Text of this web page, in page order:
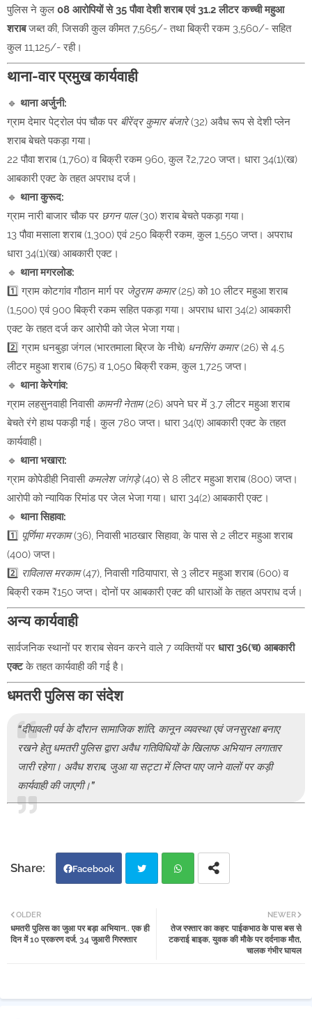
पुलिस ने कुल 08 आरोपियों से 35 पौवा देशी शराब एवं 31.2 लीटर कच्ची महुआ
शराबजब्त की, जिसकी कुल कीमत 7,565/- तथा बिक्री रकम 3,560/- सहित
कुल 11,125/- रही।
थाना-वार प्रमुख कार्यवाही
🔹 थाना अर्जुनी:
ग्राम देमार पेट्रोल पंप चौक पर बीरेंद्र कुमार बंजारे(32) अवैध रूप से देशी प्लेन
शराब बेचते पकड़ा गया।
22 पौवा शराब (1,760) व बिक्री रकम 960, कुल ₹2,720 जप्त। धारा 34(1)(ख)
आबकारी एक्ट के तहत अपराध दर्ज।
🔹 थाना कुरूद:
ग्राम नारी बाजार चौक पर छगन पाल(30) शराब बेचते पकड़ा गया।
13 पौवा मसाला शराब (1,300) एवं 250 बिक्री रकम, कुल 1,550 जप्त। अपराध
धारा 34(1)(ख) आबकारी एक्ट।
🔹 थाना मगरलोड:
1️⃣ ग्राम कोटगांव गौठान मार्ग पर जेठुराम कमार(25) को 10 लीटर महुआ शराब
(1,500) एवं 900 बिक्री रकम सहित पकड़ा गया। अपराध धारा 34(2) आबकारी
एक्ट के तहत दर्ज कर आरोपी को जेल भेजा गया।
2️⃣ ग्राम धनबुड़ा जंगल (भारतमाला ब्रिज के नीचे) धनसिंग कमार(26) से 4.5
लीटर महुआ शराब (675) व 1,050 बिक्री रकम, कुल 1,725 जप्त।
🔹 थाना केरेगांव:
ग्राम लहसुनवाही निवासी कामनी नेताम(26) अपने घर में 3.7 लीटर महुआ शराब
बेचते रंगे हाथ पकड़ी गई। कुल 780 जप्त। धारा 34(ए) आबकारी एक्ट के तहत
कार्यवाही।
🔹 थाना भखारा:
ग्राम कोपेडीही निवासी कमलेश जांगड़े(40) से 8 लीटर महुआ शराब (800) जप्त।
आरोपी को न्यायिक रिमांड पर जेल भेजा गया। धारा 34(2) आबकारी एक्ट।
🔹 थाना सिहावा:
1️⃣ पूर्णिमा मरकाम(36), निवासी भाठखार सिहावा, के पास से 2 लीटर महुआ शराब
(400) जप्त।
2️⃣ राविलास मरकाम(47), निवासी गठियापारा, से 3 लीटर महुआ शराब (600) व
बिक्री रकम ₹150 जप्त। दोनों पर आबकारी एक्ट की धाराओं के तहत अपराध दर्ज।
अन्य कार्यवाही
सार्वजनिक स्थानों पर शराब सेवन करने वाले 7 व्यक्तियों पर धारा 36(च) आबकारी
एक्टके तहत कार्यवाही की गई है।
धमतरी पुलिस का संदेश
“दीपावली पर्व के दौरान सामाजिक शांति, कानून व्यवस्था एवं जनसुरक्षा बनाए
रखने हेतु धमतरी पुलिस द्वारा अवैध गतिविधियों के खिलाफ अभियान लगातार
जारी रहेगा। अवैध शराब, जुआ या सट्टा में लिप्त पाए जाने वालों पर कड़ी
कार्यवाही की जाएगी।”
Facebook
tter atsa
NEWER
तेज रफ्तार का कहर: पाईकभाठ के पास बस से
टकराई बाइक, युवक की मौके पर दर्दनाक मौत,
चालक गंभीर घायल
OLDER
धमतरी पुलिस का जुआ पर बड़ा अभियान.. एक ही
दिन में 10 प्रकरण दर्ज, 34 जुआरी गिरफ्तार